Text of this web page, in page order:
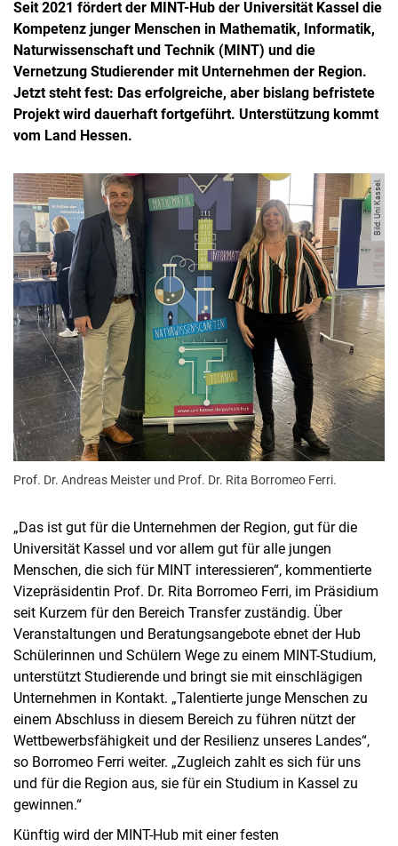
Seit 2021 fördert der MINT-Hub der Universität Kassel die
Kompetenz junger Menschen in Mathematik, Informatik,
Naturwissenschaft und Technik (MINT) und die
Vernetzung Studierender mit Unternehmen der Region.
Jetzt steht fest: Das erfolgreiche, aber bislang befristete
Projekt wird dauerhaft fortgeführt. Unterstützung kommt
vom Land Hessen.
Bild: Uni Kassel.
Prof. Dr. Andreas Meister und Prof. Dr. Rita Borromeo Ferri.
„Das ist gut für die Unternehmen der Region, gut für die
Universität Kassel und vor allem gut für alle jungen
Menschen, die sich für MINT interessieren“, kommentierte
Vizepräsidentin Prof. Dr. Rita Borromeo Ferri, im Präsidium
seit Kurzem für den Bereich Transfer zuständig. Über
Veranstaltungen und Beratungsangebote ebnet der Hub
Schülerinnen und Schülern Wege zu einem MINT-Studium,
unterstützt Studierende und bringt sie mit einschlägigen
Unternehmen in Kontakt. „Talentierte junge Menschen zu
einem Abschluss in diesem Bereich zu führen nützt der
Wettbewerbsfähigkeit und der Resilienz unseres Landes“,
so Borromeo Ferri weiter. „Zugleich zahlt es sich für uns
und für die Region aus, sie für ein Studium in Kassel zu
gewinnen.“
Künftig wird der MINT-Hub mit einer festen